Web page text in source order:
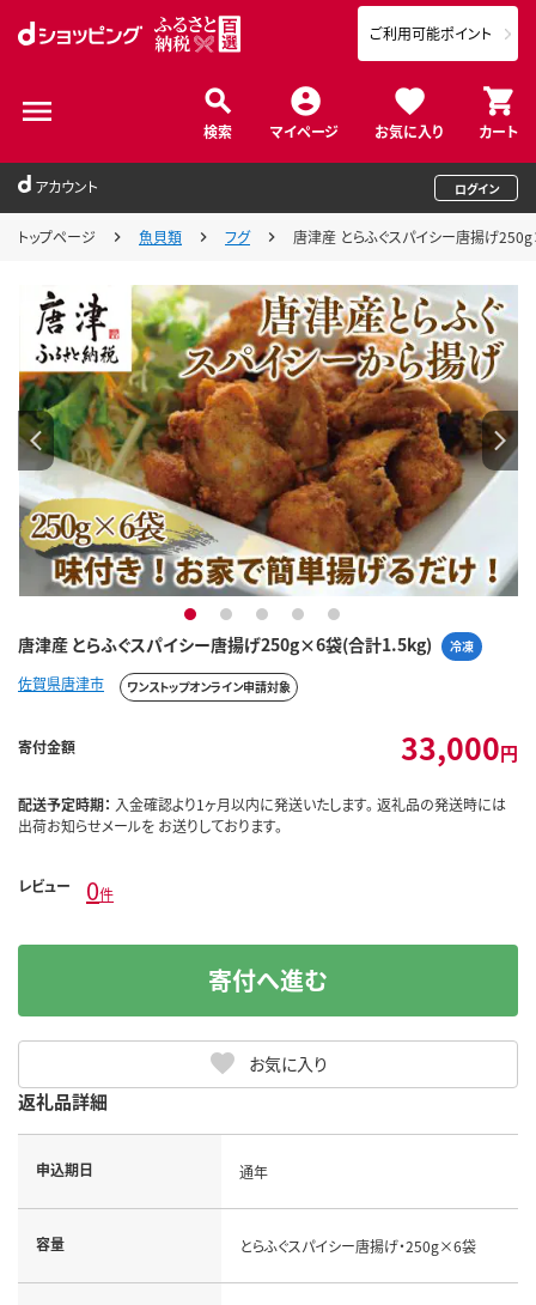
検索 マイページ お気に入り カート
ご利用可能ポイント
アカウント ログイン
トップページ 魚貝類 フグ 唐津産 とらふぐスパイシー唐揚げ
唐津産 とらふぐスパイシー唐揚げ250g×6袋(合計1.5kg) 冷凍
1 2 3 4 5
佐賀県唐津市 ワンストップオンライン申請対象
寄付金額 33,000円
配送予定時期： 入金確認より1ヶ月以内に発送いたします。 返礼品の発送時には
出荷お知らせメールを お送りしております。
レビュー 0件
お気に入り
寄付へ進む
返礼品詳細
申込期日 通年
容量 とらふぐスパイシー唐揚げ・250g×6袋